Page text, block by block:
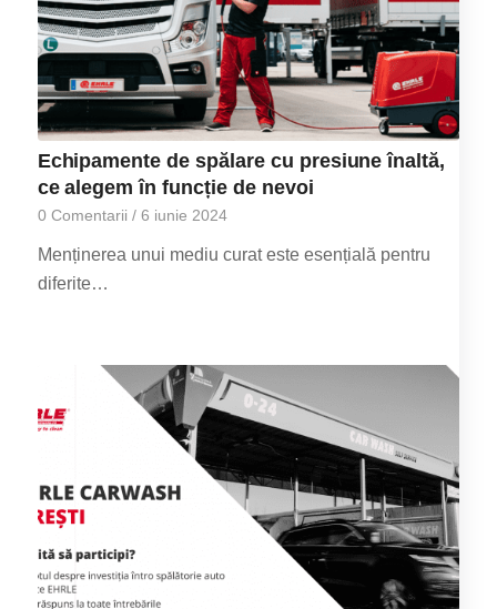
Echipamente de spălare cu presiune înaltă,
ce alegem în funcție de nevoi
0 Comentarii / 6 iunie 2024
Menținerea unui mediu curat este esențială pentru
diferite…